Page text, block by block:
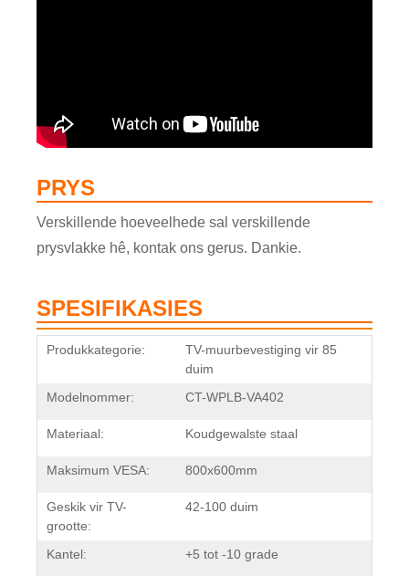
PRYS
Verskillende hoeveelhede sal verskillende
prysvlakke hê, kontak ons ​​gerus. Dankie.
SPESIFIKASIES
Produkkategorie:
TV-muurbevestiging vir 85
duim
Modelnommer:
CT-WPLB-VA402
Materiaal: Koudgewalste staal
Maksimum VESA: 800x600mm
Geskik vir TV-
grootte:
42-100 duim
Kantel: +5 tot -10 grade